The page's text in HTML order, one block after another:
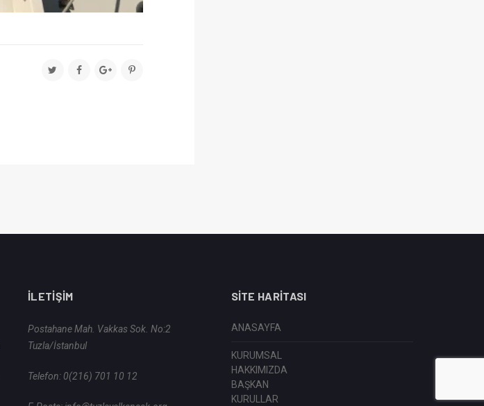
İLETIŞIM
Postahane Mah. Vakkas Sok. No:2
Tuzla/İstanbul
Telefon: 0(216) 701 10 12
SITE HARITASI
ANASAYFA
KURUMSAL
HAKKIMIZDA
BAŞKAN
KURULLAR